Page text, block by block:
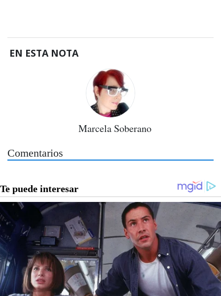
EN ESTA NOTA
Marcela Soberano
Comentarios